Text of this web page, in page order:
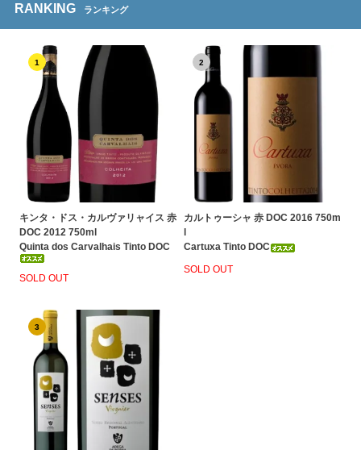
RANKING ランキング
1
キンタ・ドス・カルヴァリャイス 赤
DOC 2012 750ml
Quinta dos Carvalhais Tinto DOC
SOLD OUT
2
カルトゥーシャ 赤 DOC 2016 750m
Cartuxa Tinto DOC
SOLD OUT
3